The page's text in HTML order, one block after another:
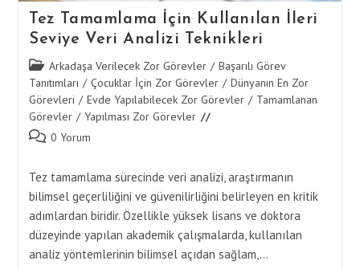
Tez Tamamlama İçin Kullanılan İleri
Seviye Veri Analizi Teknikleri
Post
category:
Arkadaşa Verilecek Zor Görevler / Başarılı Görev
Tanıtımları / Çocuklar İçin Zor Görevler / Dünyanın En Zor
Görevleri / Evde Yapılabilecek Zor Görevler / Tamamlanan
Görevler / Yapılması Zor Görevler
Post 0 Yorum
Tez tamamlama sürecinde veri analizi, araştırmanın
bilimsel geçerliliğini ve güvenilirliğini belirleyen en kritik
adımlardan biridir. Özellikle yüksek lisans ve doktora
düzeyinde yapılan akademik çalışmalarda, kullanılan
analiz yöntemlerinin bilimsel açıdan sağlam,…